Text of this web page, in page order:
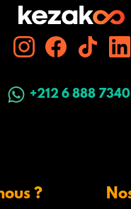
+212 6 888
?